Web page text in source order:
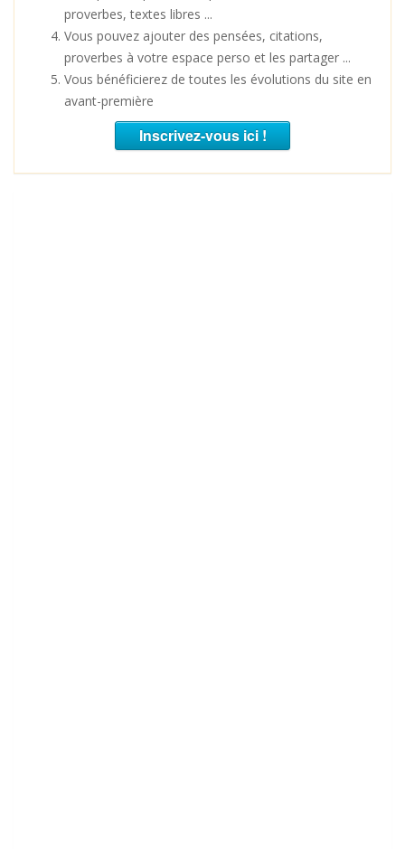
proverbes, textes libres ...
Vous pouvez ajouter des pensées, citations,
proverbes à votre espace perso et les partager ...
Vous bénéficierez de toutes les évolutions du site en
avant-première
Inscrivez-vous ici !